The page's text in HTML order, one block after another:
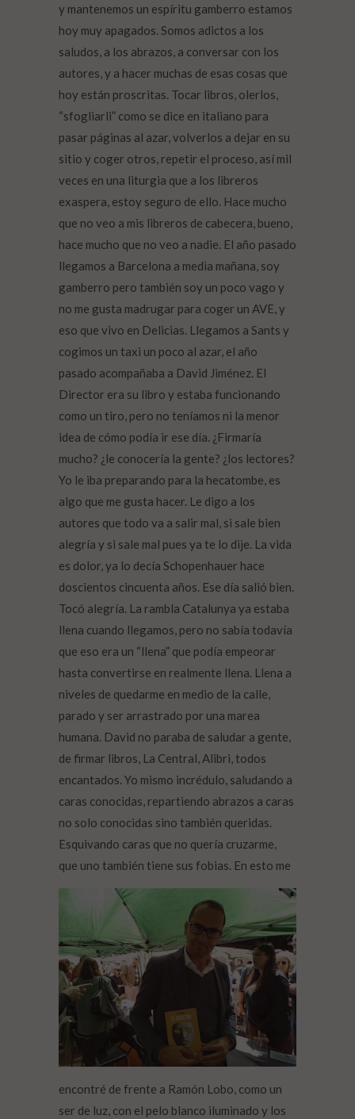
y mantenemos un espíritu gamberro estamos
hoy muy apagados. Somos adictos a los
saludos, a los abrazos, a conversar con los
autores, y a hacer muchas de esas cosas que
hoy están proscritas. Tocar libros, olerlos,
“sfogliarli” como se dice en italiano para
pasar páginas al azar, volverlos a dejar en su
sitio y coger otros, repetir el proceso, así mil
veces en una liturgia que a los libreros
exaspera, estoy seguro de ello. Hace mucho
que no veo a mis libreros de cabecera, bueno,
hace mucho que no veo a nadie. El año pasado
llegamos a Barcelona a media mañana, soy
gamberro pero también soy un poco vago y
no me gusta madrugar para coger un AVE, y
eso que vivo en Delicias. Llegamos a Sants y
cogimos un taxi un poco al azar, el año
pasado acompañaba a David Jiménez. El
Director era su libro y estaba funcionando
como un tiro, pero no teníamos ni la menor
idea de cómo podía ir ese día. ¿Firmaría
mucho? ¿le conocería la gente? ¿los lectores?
Yo le iba preparando para la hecatombe, es
algo que me gusta hacer. Le digo a los
autores que todo va a salir mal, si sale bien
alegría y si sale mal pues ya te lo dije. La vida
es dolor, ya lo decía Schopenhauer hace
doscientos cincuenta años. Ese día salió bien.
Tocó alegría. La rambla Catalunya ya estaba
llena cuando llegamos, pero no sabía todavía
que eso era un “llena” que podía empeorar
hasta convertirse en realmente llena. Llena a
niveles de quedarme en medio de la calle,
parado y ser arrastrado por una marea
humana. David no paraba de saludar a gente,
de firmar libros, La Central, Alibri, todos
encantados. Yo mismo incrédulo, saludando a
caras conocidas, repartiendo abrazos a caras
no solo conocidas sino también queridas.
Esquivando caras que no quería cruzarme,
que uno también tiene sus fobias. En esto me
encontré de frente a Ramón Lobo, como un
ser de luz, con el pelo blanco iluminado y los